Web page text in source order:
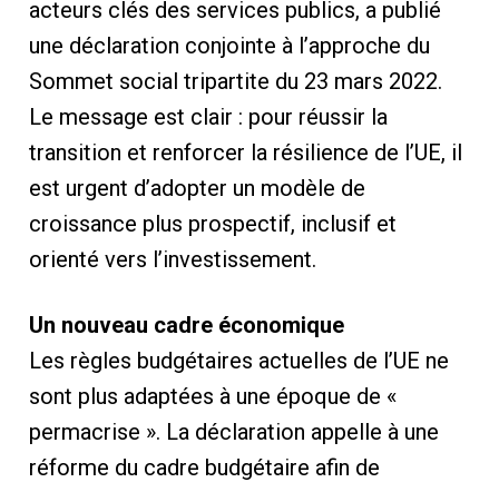
acteurs clés des services publics, a publié
une déclaration conjointe à l’approche du
Sommet social tripartite du 23 mars 2022.
Le message est clair : pour réussir la
transition et renforcer la résilience de l’UE, il
est urgent d’adopter un modèle de
croissance plus prospectif, inclusif et
orienté vers l’investissement.
Un nouveau cadre économique
Les règles budgétaires actuelles de l’UE ne
sont plus adaptées à une époque de «
permacrise ». La déclaration appelle à une
réforme du cadre budgétaire afin de